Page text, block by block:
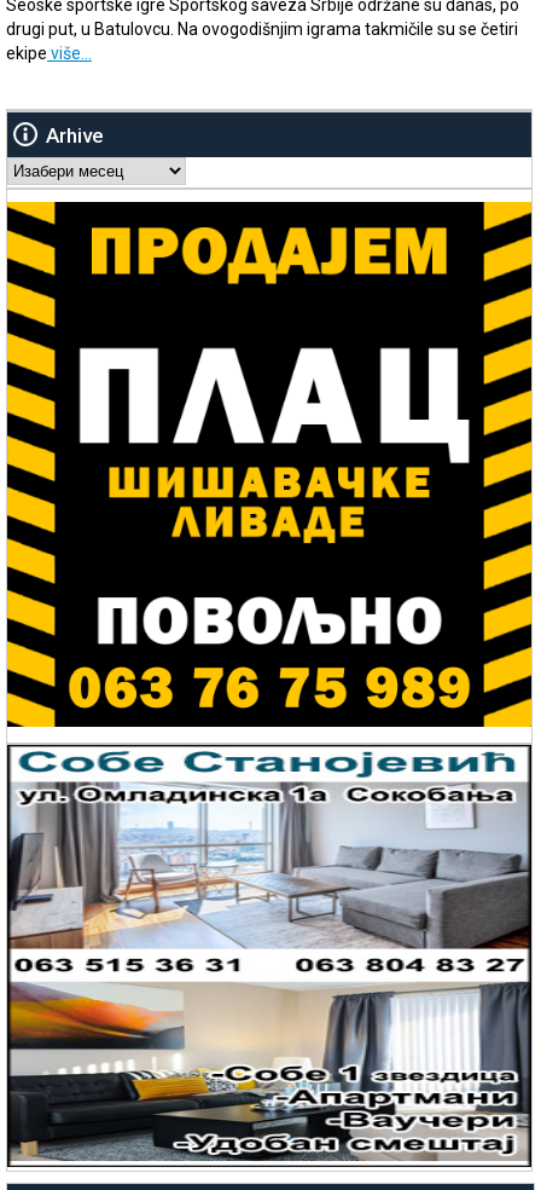
Seoske sportske igre Sportskog saveza Srbije održane su danas, po
drugi put, u Batulovcu. Na ovogodišnjim igrama takmičile su se četiri
ekipe više…
Arhive
Arhive